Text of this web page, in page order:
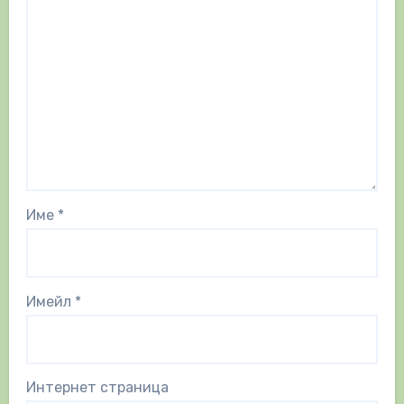
Име *
Имейл *
Интернет страница